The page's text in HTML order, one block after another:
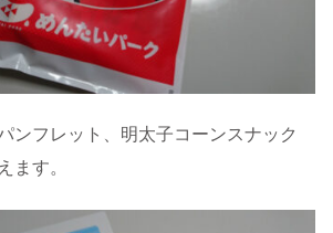
ンフレット、明太子コーンスナック
ます。